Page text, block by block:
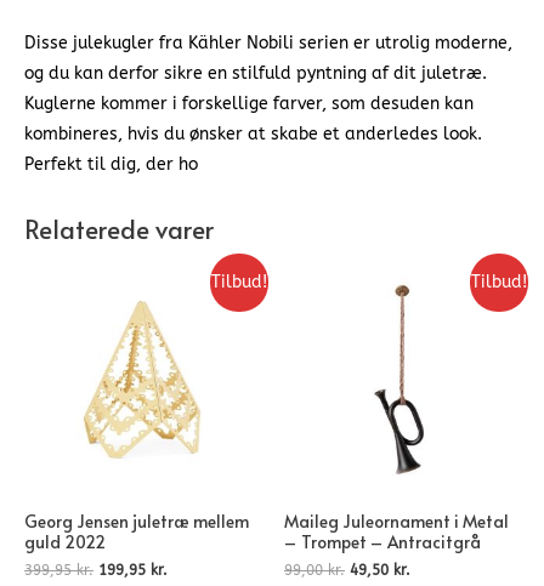
Disse julekugler fra Kähler Nobili serien er utrolig moderne,
og du kan derfor sikre en stilfuld pyntning af dit juletræ.
Kuglerne kommer i forskellige farver, som desuden kan
kombineres, hvis du ønsker at skabe et anderledes look.
Perfekt til dig, der ho
Relaterede varer
Tilbud!
Georg Jensen juletræ mellem
guld 2022
399,95kr. 199,95 kr.
Tilbud!
Maileg Juleornament i Metal
– Trompet – Antracitgrå
99,00kr. 49,50 kr.